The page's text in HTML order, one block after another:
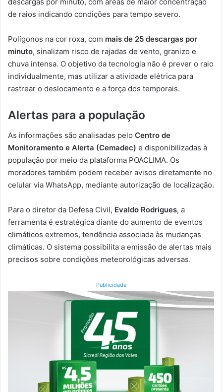
de raios indicando condições para tempo severo.
Polígonos na cor roxa, com mais de 25 descargas por
minuto, sinalizam risco de rajadas de vento, granizo e
chuva intensa. O objetivo da tecnologia não é prever o raio
individualmente, mas utilizar a atividade elétrica para
rastrear o deslocamento e a força dos temporais.
Alertas para a população
As informações são analisadas pelo Centro de
Monitoramento e Alerta (Cemadec) e disponibilizadas à
população por meio da plataforma POACLIMA. Os
moradores também podem receber avisos diretamente no
celular via WhatsApp, mediante autorização de localização.
Para o diretor da Defesa Civil, Evaldo Rodrigues, a
ferramenta é estratégica diante do aumento de eventos
climáticos extremos, tendência associada às mudanças
climáticas. O sistema possibilita a emissão de alertas mais
precisos sobre condições meteorológicas adversas.
Publicidade